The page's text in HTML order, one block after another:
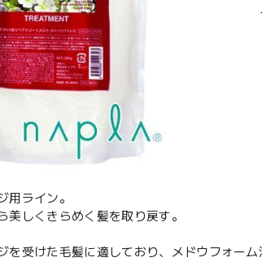
ライン。
しくきらめく髪を取り戻す。
を受けた毛髪に適しており、メドウフォー